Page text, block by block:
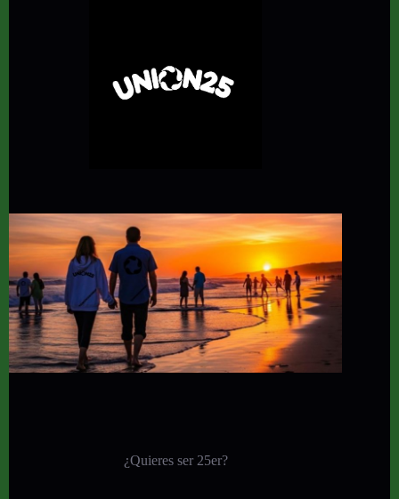
¿Quieres ser 25er?